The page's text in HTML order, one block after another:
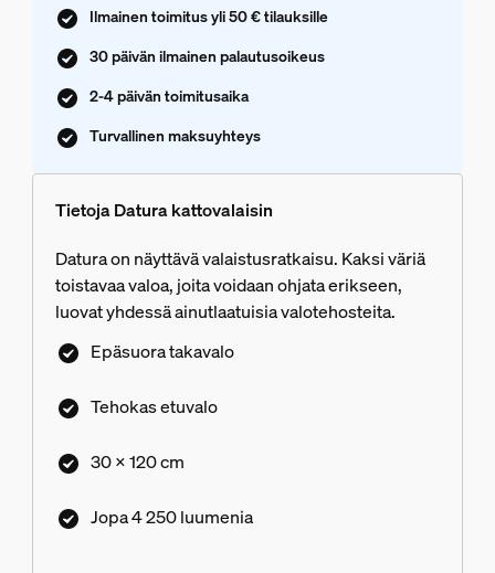
Ilmainen toimitus yli 50 € tilauksille
30 päivän ilmainen palautusoikeus
2-4 päivän toimitusaika
Turvallinen maksuyhteys
Tietoja Datura kattovalaisin
Datura on näyttävä valaistusratkaisu. Kaksi väriä
toistavaa valoa, joita voidaan ohjata erikseen,
luovat yhdessä ainutlaatuisia valotehosteita.
Epäsuora takavalo
Tehokas etuvalo
30 x 120 cm
Jopa 4 250 luumenia